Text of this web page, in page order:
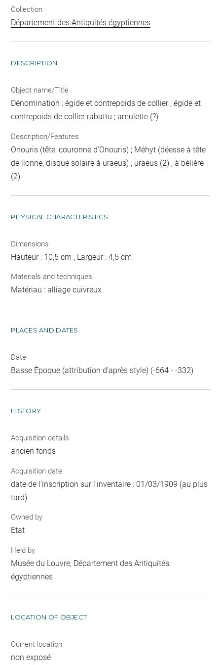
Collection
Département des Antiquités égyptiennes
DESCRIPTION
Object name/Title
Dénomination : égide et contrepoids de collier ; égide et
contrepoids de collier rabattu ; amulette (?)
Description/Features
Onouris (tête, couronne d'Onouris) ; Méhyt (déesse à tête
de lionne, disque solaire à uraeus) ; uraeus (2) ; à bélière
(2)
PHYSICAL CHARACTERISTICS
Dimensions
Hauteur : 10,5 cm ; Largeur : 4,5 cm
Materials and techniques
Matériau : alliage cuivreux
PLACES AND DATES
Date
Basse Époque (attribution d'après style) (-664 - -332)
HISTORY
Acquisition details
ancien fonds
Acquisition date
date de l'inscription sur l'inventaire : 01/03/1909 (au plus
tard)
Owned by
Etat
Held by
Musée du Louvre, Département des Antiquités
égyptiennes
LOCATION OF OBJECT
Current location
non exposé